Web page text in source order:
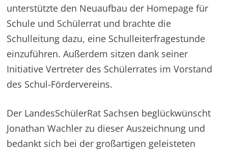
unterstützte den Neuaufbau der Homepage für
Schule und Schülerrat und brachte die
Schulleitung dazu, eine Schulleiterfragestunde
einzuführen. Außerdem sitzen dank seiner
Initiative Vertreter des Schülerrates im Vorstand
des Schul-Fördervereins.
Der LandesSchülerRat Sachsen beglückwünscht
Jonathan Wachler zu dieser Auszeichnung und
bedankt sich bei der großartigen geleisteten